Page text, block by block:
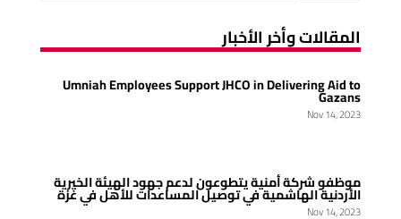
المقالات وأخر الأخبار
Umniah Employees Support JHCO in Delivering Aid to
Gazans
Nov 14, 2023
موظفو شركة أمنية يتطوعون لدعم جهود الهيئة الخيرية
الأردنية الهاشمية في توصيل المساعدات للأهل في غزة
Nov 14, 2023